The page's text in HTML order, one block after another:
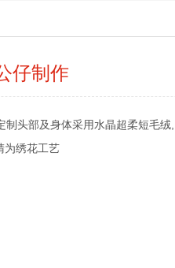
仔制作
制头部及身体采用水晶超柔短毛
为绣花工艺